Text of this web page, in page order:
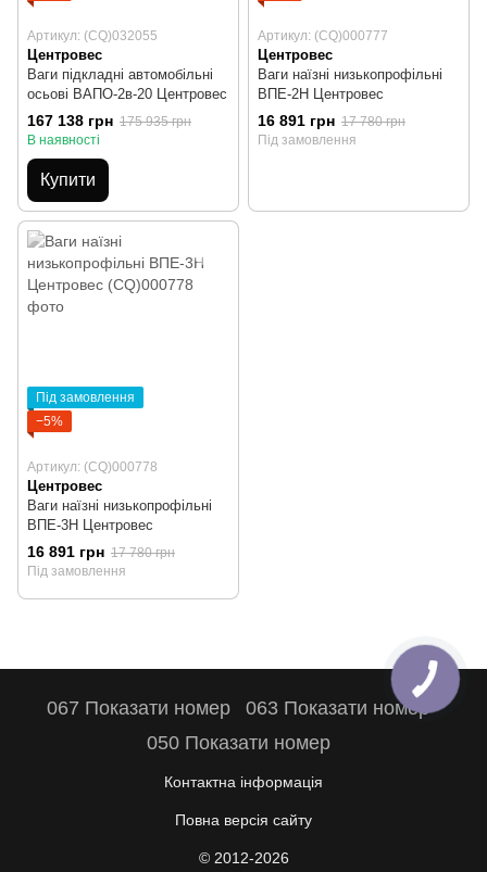
Артикул: (CQ)032055
Центровес
Ваги підкладні автомобільні
осьові ВАПО-2в-20 Центровес
167 138 грн 175 935 грн
В наявності
Купити
Артикул: (CQ)000777
Центровес
Ваги наїзні низькопрофільні
ВПЕ-2Н Центровес
16 891 грн 17 780 грн
Під замовлення
Під замовлення
−5%
Артикул: (CQ)000778
Центровес
Ваги наїзні низькопрофільні
ВПЕ-3Н Центровес
16 891 грн 17 780 грн
Під замовлення
067 Показати номер
063 Показати номер
050 Показати номер
Контактна інформація
Повна версія сайту
© 2012-2026